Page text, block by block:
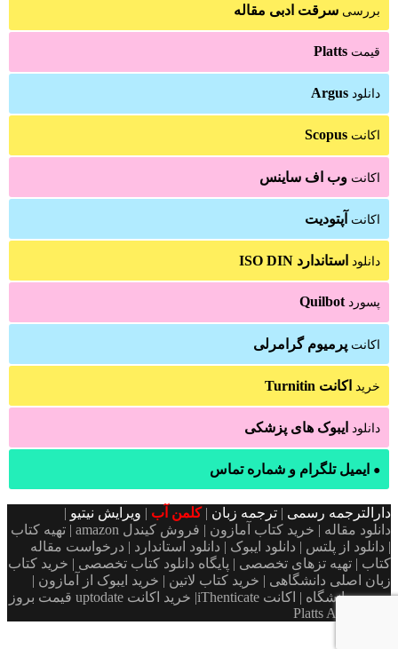
بررسی سرقت ادبی مقاله
قیمت Platts
دانلود Argus
اکانت Scopus
اکانت وب اف ساینس
اکانت آپتودیت
دانلود استاندارد ISO DIN
پسوردQuilbot
اکانت پرمیوم گرامرلی
خرید اکانت Turnitin
دانلود ایبوک های پزشکی
● ایمیل تلگرام و شماره تماس
دارالترجمه رسمی | ترجمه زبان |کلمن آب | ویرایش نیتیو |
دانلود مقاله | خرید کتاب آمازون | فروش کیندل amazon | تهیه کتاب
| دانلود از پلتس | دانلود ایبوک | دانلود استاندارد | درخواست مقاله
کتاب | تهیه تزهای تخصصی | پایگاه دانلود کتاب تخصصی | خرید کتاب
زبان اصلی دانشگاهی | خرید کتاب لاتین | خرید ایبوک از آمازون |
پسورد دانشگاه | اکانت iThenticate| خريد اكانت uptodate قیمت بروز
Platts Argus ICIS